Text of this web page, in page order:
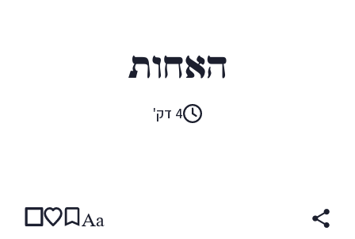
האחות
4 דק'
Aa